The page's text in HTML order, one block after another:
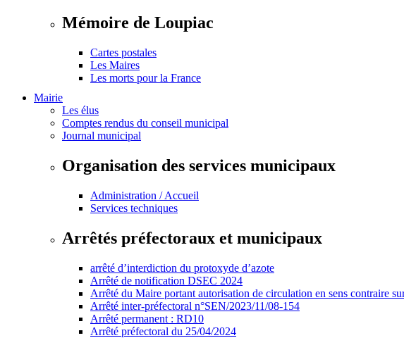
Mémoire de Loupiac
Cartes postales
Les Maires
Les morts pour la France
Mairie
Les élus
Comptes rendus du conseil municipal
Journal municipal
Organisation des services municipaux
Administration / Accueil
Services techniques
Arrêtés préfectoraux et municipaux
arrêté d’interdiction du protoxyde d’azote
Arrêté de notification DSEC 2024
Arrêté du Maire portant autorisation de circulation en sens contraire
Arrêté inter-préfectoral n°SEN/2023/11/08-154
Arrêté permanent : RD10
Arrêté préfectoral du 25/04/2024